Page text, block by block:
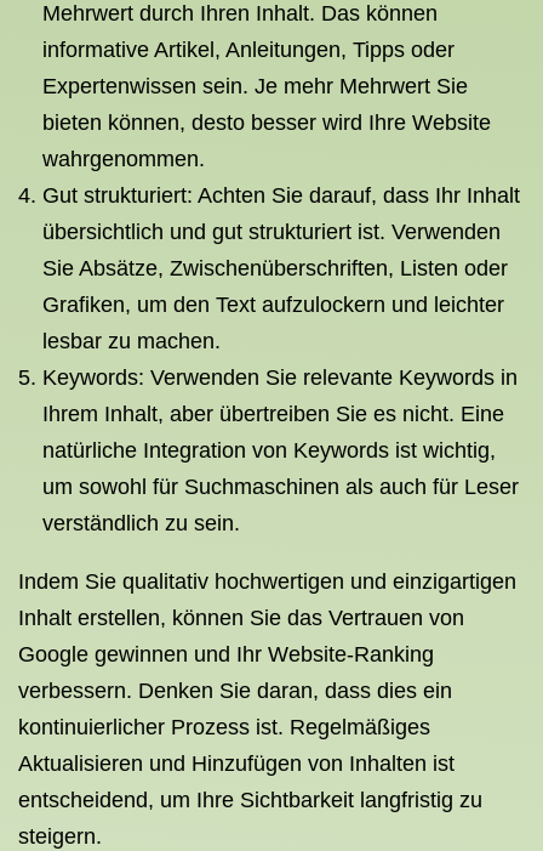
Mehrwert durch Ihren Inhalt. Das können
informative Artikel, Anleitungen, Tipps oder
Expertenwissen sein. Je mehr Mehrwert Sie
bieten können, desto besser wird Ihre Website
wahrgenommen.
Gut strukturiert: Achten Sie darauf, dass Ihr Inhalt
übersichtlich und gut strukturiert ist. Verwenden
Sie Absätze, Zwischenüberschriften, Listen oder
Grafiken, um den Text aufzulockern und leichter
lesbar zu machen.
Keywords: Verwenden Sie relevante Keywords in
Ihrem Inhalt, aber übertreiben Sie es nicht. Eine
natürliche Integration von Keywords ist wichtig,
um sowohl für Suchmaschinen als auch für Leser
verständlich zu sein.
Indem Sie qualitativ hochwertigen und einzigartigen
Inhalt erstellen, können Sie das Vertrauen von
Google gewinnen und Ihr Website-Ranking
verbessern. Denken Sie daran, dass dies ein
kontinuierlicher Prozess ist. Regelmäßiges
Aktualisieren und Hinzufügen von Inhalten ist
entscheidend, um Ihre Sichtbarkeit langfristig zu
steigern.